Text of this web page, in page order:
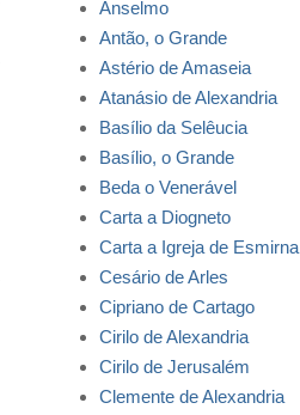
Anselmo
Antão, o Grande
Astério de Amaseia
Atanásio de Alexandria
Basílio da Selêucia
Basílio, o Grande
Beda o Venerável
Carta a Diogneto
Carta a Igreja de Esmirna
Cesário de Arles
Cipriano de Cartago
Cirilo de Alexandria
Cirilo de Jerusalém
Clemente de Alexandria